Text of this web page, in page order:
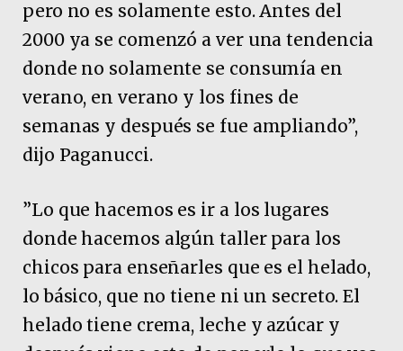
pero no es solamente esto. Antes del
2000 ya se comenzó a ver una tendencia
donde no solamente se consumía en
verano, en verano y los fines de
semanas y después se fue ampliando”,
dijo Paganucci.
”Lo que hacemos es ir a los lugares
donde hacemos algún taller para los
chicos para enseñarles que es el helado,
lo básico, que no tiene ni un secreto. El
helado tiene crema, leche y azúcar y